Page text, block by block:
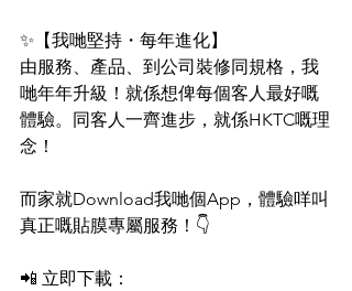
✨【我哋堅持・每年進化】
由服務、產品、到公司裝修同規格，我
哋年年升級！就係想俾每個客人最好嘅
體驗。同客人一齊進步，就係HKTC嘅理
念！
而家就Download我哋個App，體驗咩叫
真正嘅貼膜專屬服務！👇
📲 立即下載：